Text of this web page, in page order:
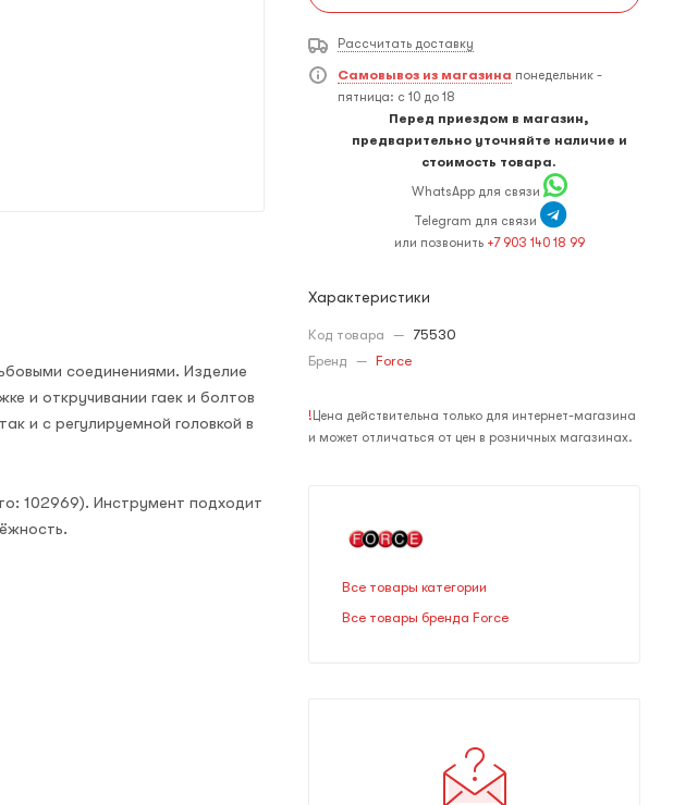
соединениями. Изделие
и откручивании гаек и болтов
и с регулируемной головкой в
102969). Инструмент подходит
Рассчитать доставку
Самовывоз из магазина понедельник -
пятница: с 10 до 18
Перед приездом в магазин,
предварительно уточняйте наличие и
стоимость товара.
WhatsApp для связи
Telegram для связи
или позвонить +7 903 140 18 99
Характеристики
Код товара — 75530
Бренд — Force
! Цена действительна только для интернет-магазина
и может отличаться от цен в розничных магазинах.
Все товары категории
Все товары бренда Force